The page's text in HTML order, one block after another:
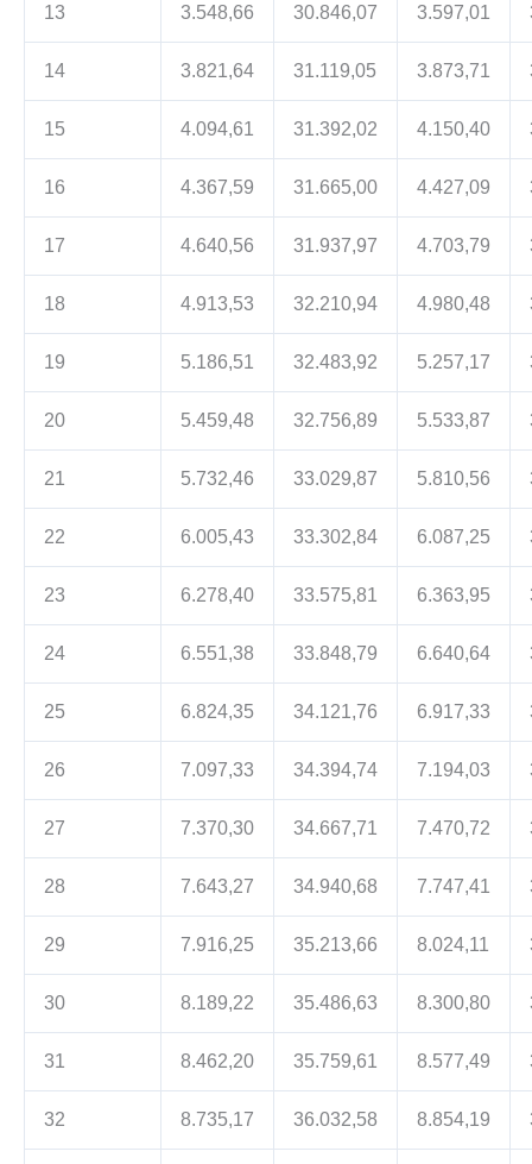
13 3.548,66 30.846,07 3.597,01
14 3.821,64 31.119,05 3.873,71
15 4.094,61 31.392,02 4.150,40
16 4.367,59 31.665,00 4.427,09
17 4.640,56 31.937,97 4.703,79
18 4.913,53 32.210,94 4.980,48
19 5.186,51 32.483,92 5.257,17
20 5.459,48 32.756,89 5.533,87
21 5.732,46 33.029,87 5.810,56
22 6.005,43 33.302,84 6.087,25
23 6.278,40 33.575,81 6.363,95
24 6.551,38 33.848,79 6.640,64
25 6.824,35 34.121,76 6.917,33
26 7.097,33 34.394,74 7.194,03
27 7.370,30 34.667,71 7.470,72
28 7.643,27 34.940,68 7.747,41
29 7.916,25 35.213,66 8.024,11
30 8.189,22 35.486,63 8.300,80
31 8.462,20 35.759,61 8.577,49
32 8.735,17 36.032,58 8.854,19